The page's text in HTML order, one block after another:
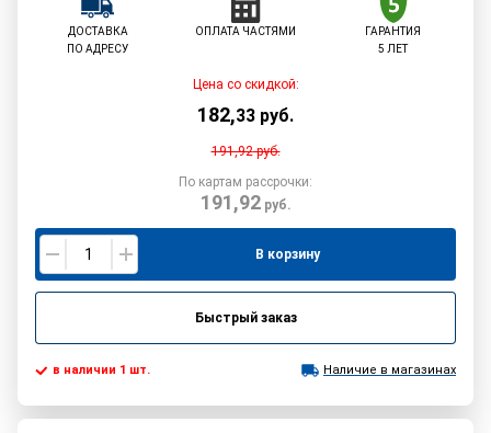
ДОСТАВКА
ПО АДРЕСУ
ОПЛАТА ЧАСТЯМИ
ГАРАНТИЯ
5 ЛЕТ
Цена со скидкой:
182,33 руб.
191,92руб.
По картам рассрочки:
191,92руб.
В корзину
Быстрый заказ
в наличии 1 шт. Наличие в магазинах